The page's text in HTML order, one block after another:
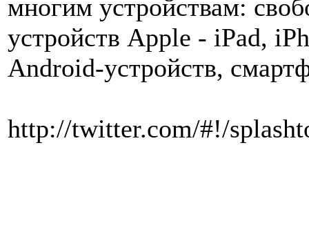
многим устройствам:
устройств Apple - iPad,
Android-устройств,
http://twitter.com/#!/